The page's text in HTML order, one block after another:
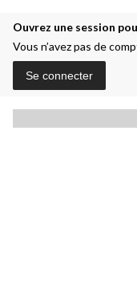
Ouvrez une session
Vous n’avez pas de
Se connecter